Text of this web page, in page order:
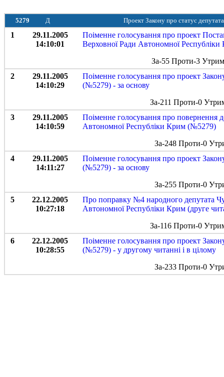
5279 Д Проект Закону про статус
1
29.11.2005
14:10:01
Поіменне голосування про проект
Верховної Ради Автономної
За-55 Проти-3
2
29.11.2005
14:10:29
Поіменне голосування про проект
(№5279) - за основу
За-211 Проти-0
3
29.11.2005
14:10:59
Поіменне голосування про повернення
Автономної Республіки Крим (№5279)
За-248 Проти-0
4
29.11.2005
14:11:27
Поіменне голосування про проект
(№5279) - за основу
За-255 Проти-0
5
22.12.2005
10:27:18
Про поправку №4 народного депутата
Автономної Республіки Крим (друге
За-116 Проти-0
6
22.12.2005
10:28:55
Поіменне голосування про проект
(№5279) - у другому читанні і в цілому
За-233 Проти-0